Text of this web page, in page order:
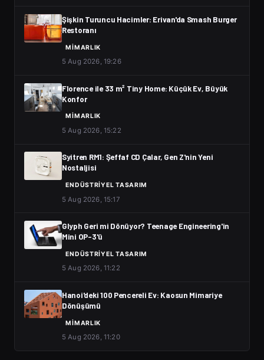
Şişkin Turuncu Hacimler: Erivan'da Smash Burger
Restoranı
MIMARLIK
5 Aug 2026, 19:26
Florence ile 33 m² Tiny Home: Küçük Ev, Büyük
Konfor
MIMARLIK
5 Aug 2026, 15:22
Syitren RM1: Şeffaf CD Çalar, Gen Z'nin Yeni
Nostaljisi
ENDÜSTRIYEL TASARIM
5 Aug 2026, 15:17
Glyph Geri mi Dönüyor? Teenage Engineering'in
Mini OP-3'ü
ENDÜSTRIYEL TASARIM
5 Aug 2026, 11:22
Hanoi'deki 100 Pencereli Ev: Kaosun Mimariye
Dönüşümü
MIMARLIK
5 Aug 2026, 11:20